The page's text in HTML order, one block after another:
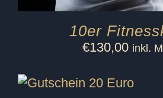
10er
€130,00 inkl.